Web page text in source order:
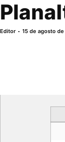
Editor 15 de agosto de